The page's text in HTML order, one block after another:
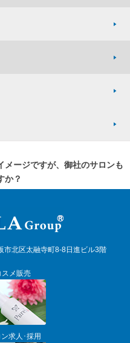
メージですが、御社のサロンも
か？
市北区太融寺町8-8日進ビル3階
スメ販売
求人･採用